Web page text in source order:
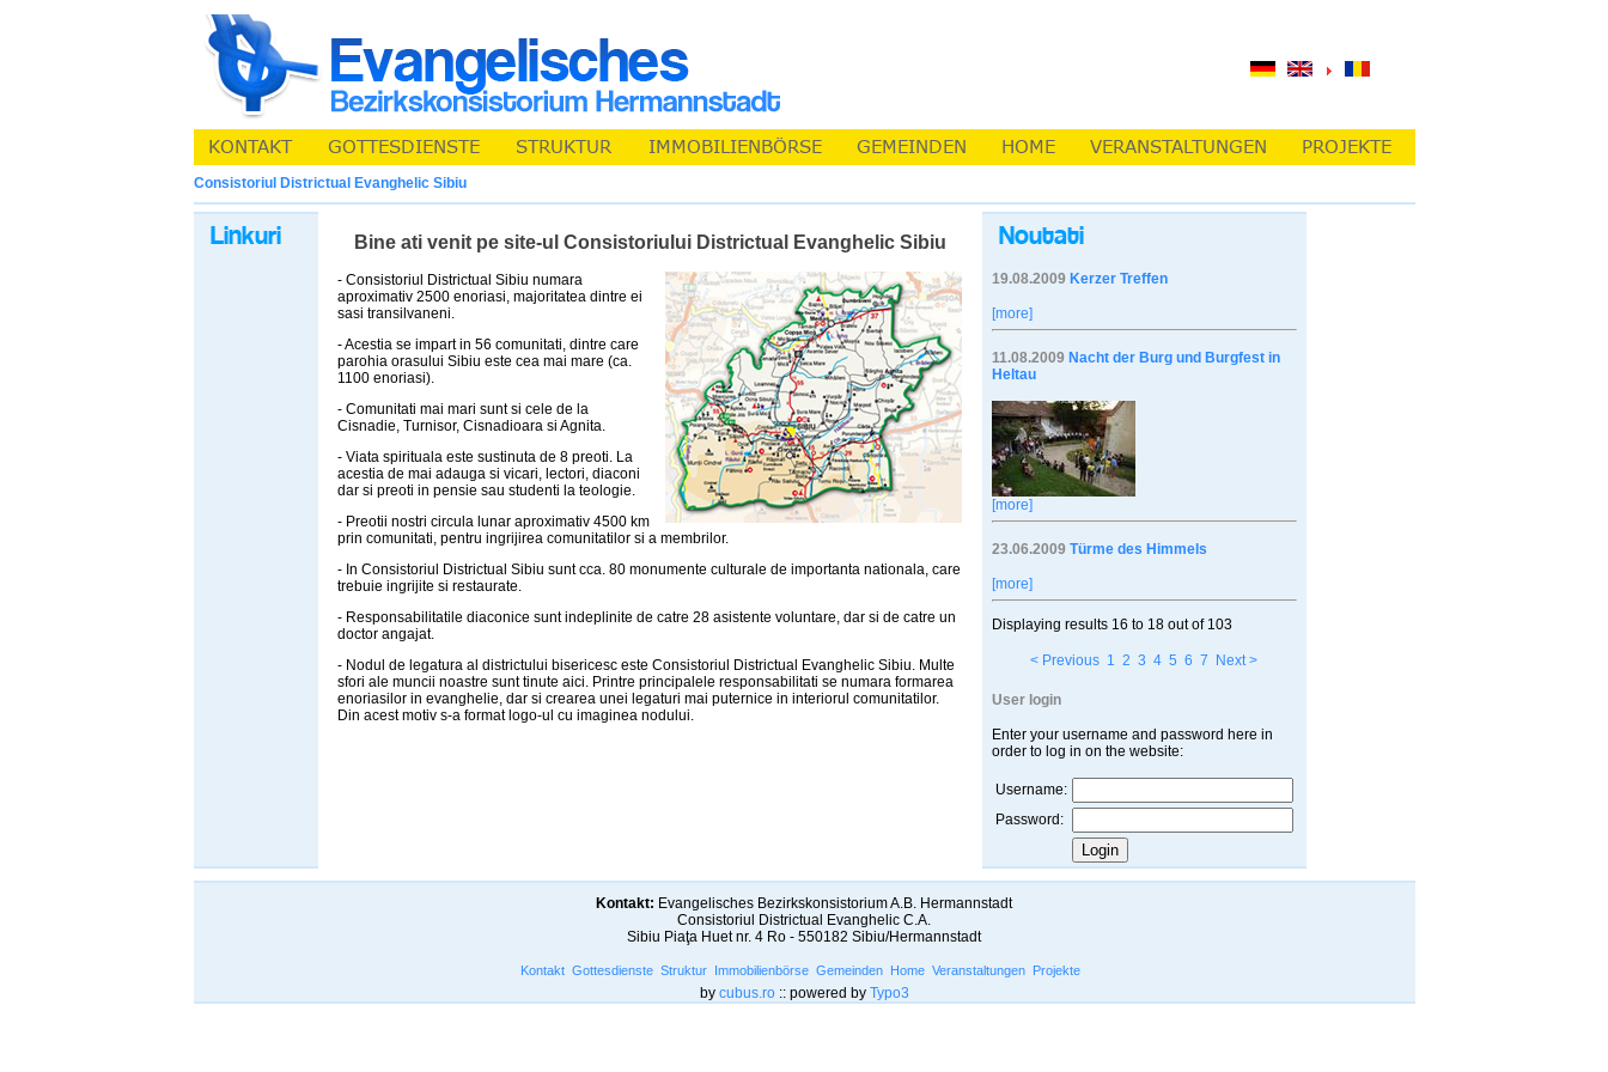
Consistoriul Districtual Evanghelic Sibiu
Bine ati venit pe site-ul Consistoriului Districtual Evanghelic Sibiu
- Consistoriul Districtual Sibiu numara
aproximativ 2500 enoriasi, majoritatea dintre ei
sasi transilvaneni.
- Acestia se impart in 56 comunitati, dintre care
parohia orasului Sibiu este cea mai mare (ca.
1100 enoriasi).
- Comunitati mai mari sunt si cele de la
Cisnadie, Turnisor, Cisnadioara si Agnita.
- Viata spirituala este sustinuta de 8 preoti. La
acestia de mai adauga si vicari, lectori, diaconi
dar si preoti in pensie sau studenti la teologie.
- Preotii nostri circula lunar aproximativ 4500 km
prin comunitati, pentru ingrijirea comunitatilor si a membrilor.
- In Consistoriul Districtual Sibiu sunt cca. 80 monumente culturale de importanta nationala, care
trebuie ingrijite si restaurate.
- Responsabilitatile diaconice sunt indeplinite de catre 28 asistente voluntare, dar si de catre un
doctor angajat.
- Nodul de legatura al districtului bisericesc este Consistoriul Districtual Evanghelic Sibiu. Multe
sfori ale muncii noastre sunt tinute aici. Printre principalele responsabilitati se numara formarea
enoriasilor in evanghelie, dar si crearea unei legaturi mai puternice in interiorul comunitatilor.
Din acest motiv s-a format logo-ul cu imaginea nodului.
19.08.2009 Kerzer Treffen
[more]
11.08.2009 Nacht der Burg und Burgfest in
Heltau
[more]
23.06.2009 Türme des Himmels
[more]
Displaying results 16 to 18out of 103
< Previous 1 2 3 4 5 6 7 Next >
User login
Enter your username and password here in
order to log in on the website:
Username:
Password:
Kontakt: Evangelisches Bezirkskonsistorium A.B. Hermannstadt
Consistoriul Districtual Evanghelic C.A.
Sibiu Piaţa Huet nr. 4 Ro - 550182 Sibiu/Hermannstadt
Kontakt Gottesdienste Struktur Immobilienbörse Gemeinden Home Veranstaltungen Projekte
by cubus.ro:: powered by Typo3